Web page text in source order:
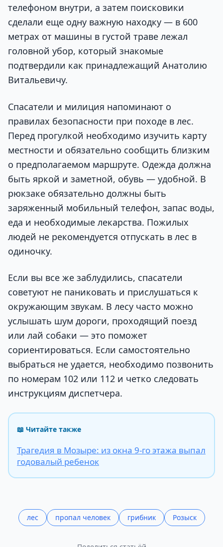
телефоном внутри, а затем поисковики
сделали еще одну важную находку — в 600
метрах от машины в густой траве лежал
головной убор, который знакомые
подтвердили как принадлежащий Анатолию
Витальевичу.
Спасатели и милиция напоминают о
правилах безопасности при походе в лес.
Перед прогулкой необходимо изучить карту
местности и обязательно сообщить близким
о предполагаемом маршруте. Одежда должна
быть яркой и заметной, обувь — удобной. В
рюкзаке обязательно должны быть
заряженный мобильный телефон, запас воды,
еда и необходимые лекарства. Пожилых
людей не рекомендуется отпускать в лес в
одиночку.
Если вы все же заблудились, спасатели
советуют не паниковать и прислушаться к
окружающим звукам. В лесу часто можно
услышать шум дороги, проходящий поезд
или лай собаки — это поможет
сориентироваться. Если самостоятельно
выбраться не удается, необходимо позвонить
по номерам 102 или 112 и четко следовать
инструкциям диспетчера.
📖 Читайте также
Трагедия в Мозыре: из окна 9-го этажа выпал
годовалый ребенок
лес пропал человек грибник Розыск